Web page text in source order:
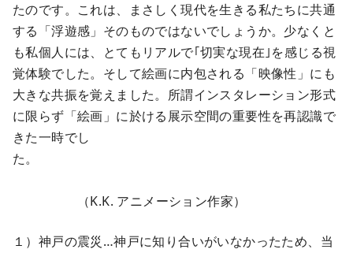
たのです。これは、まさしく現代を生きる私たちに共通
する「浮遊感」そのものではないでしょうか。少なくと
も私個人には、とてもリアルで｢切実な現在｣を感じる視
覚体験でした。そして絵画に内包される「映像性」にも
大きな共振を覚えました。所謂インスタレーション形式
に限らず「絵画」に於ける展示空間の重要性を再認識で
きた一時でし
た。
（K.K. アニメーション作家）
１）神戸の震災…神戸に知り合いがいなかったため、当